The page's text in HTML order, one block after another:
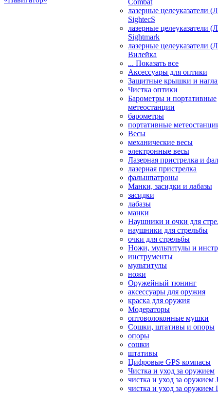
Combat
лазерные целеуказатели
SightecS
лазерные целеуказатели
Sightmark
лазерные целеуказатели
Вилейка
... Показать все
Аксессуары для оптики
Защитные крышки и
Чистка оптики
Барометры и портативные
метеостанции
барометры
портативные
Весы
механические весы
электронные весы
Лазерная пристрелка и
лазерная пристрелка
фальшпатроны
Манки, засидки и лабазы
засидки
лабазы
манки
Наушники и очки для
наушники для стрельбы
очки для стрельбы
Ножи, мультитулы и
инструменты
мультитулы
ножи
Оружейный тюнинг
аксессуары для оружия
краска для оружия
Модераторы
оптоволоконные мушки
Сошки, штативы и опоры
опоры
сошки
штативы
Цифровые GPS компасы
Чистка и уход за оружием
чистка и уход за оружием
чистка и уход за оружием